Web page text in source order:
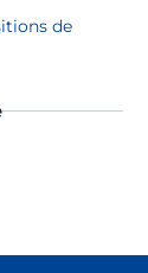
de